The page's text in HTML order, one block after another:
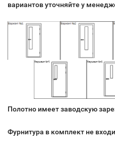
вариантов уточняйте у
Полотно имеет заводскую
Фурнитура в комплект не